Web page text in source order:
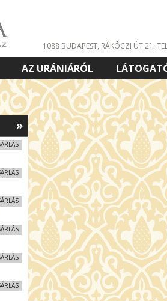
1088 BUDAPEST, RÁKÓCZI ÚT 21.
AZ URÁNIÁRÓL
»